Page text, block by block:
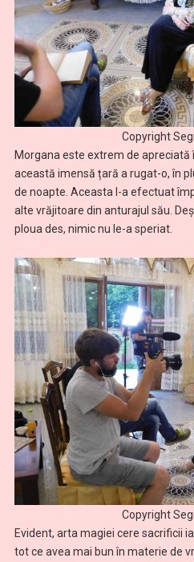
Copyright
Morgana este extrem de apreciată
această imensă țară a rugat-o, în
de noapte. Aceasta l-a efectuat
alte vrăjitoare din anturajul său.
ploua des, nimic nu le-a speriat.
Copyright
Evident, arta magiei cere sacrificii
tot ce avea mai bun în materie de